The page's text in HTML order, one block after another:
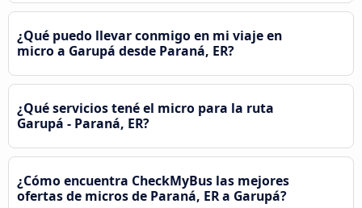
¿Qué puedo llevar conmigo en mi viaje en
micro a Garupá desde Paraná, ER?
¿Qué servicios tené el micro para la ruta
Garupá - Paraná, ER?
¿Cómo encuentra CheckMyBus las mejores
ofertas de micros de Paraná, ER a Garupá?